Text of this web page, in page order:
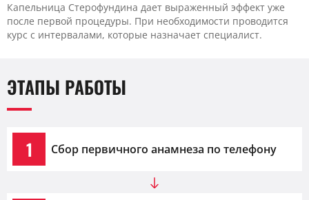
Капельница Стерофундина дает выраженный эффект уже
после первой процедуры. При необходимости проводится
курс с интервалами, которые назначает специалист.
ЭТАПЫ РАБОТЫ
1 Сбор первичного анамнеза по телефону